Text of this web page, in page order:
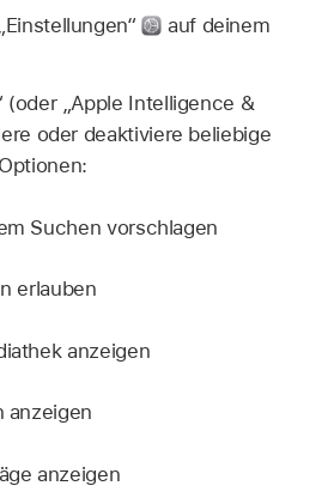
auf deinem
(oder „Apple Intelligence &
oder deaktiviere beliebige
Suchen vorschlagen
erlauben
anzeigen
anzeigen
anzeigen